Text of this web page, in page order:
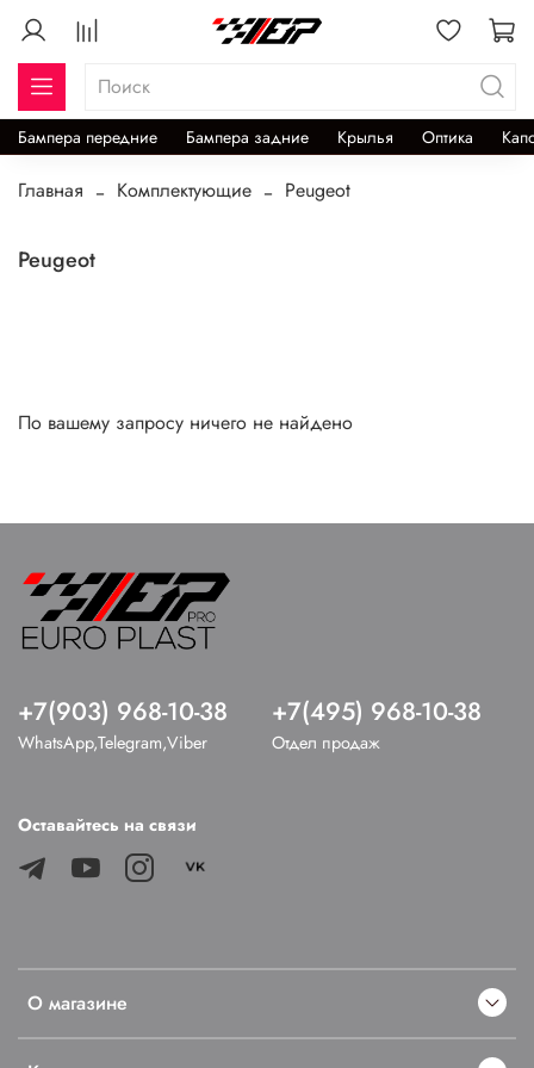
Бампера передние Бампера задние Крылья Оптика
Главная Комплектующие Peugeot
Peugeot
По вашему запросу ничего не найдено
О магазине
+7(903) 968-10-38
WhatsApp,Telegram,Viber
+7(495) 968-10-38
Отдел продаж
Оставайтесь на связи